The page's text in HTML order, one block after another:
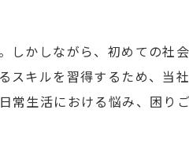
しかしながら、初めての社
スキルを習得するため、当
常生活における悩み、困り